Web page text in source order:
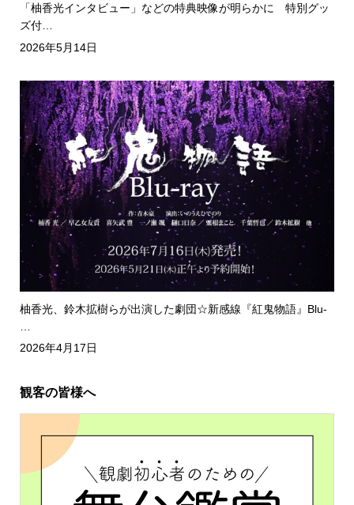
「柚香光インタビュー」などの特典映像が明らかに 特別グッ
ズ付…
2026年5月14日
柚香光、鈴木拡樹らが出演した劇団☆新感線『紅鬼物語』Blu-
2026年4月17日
観客の皆様へ